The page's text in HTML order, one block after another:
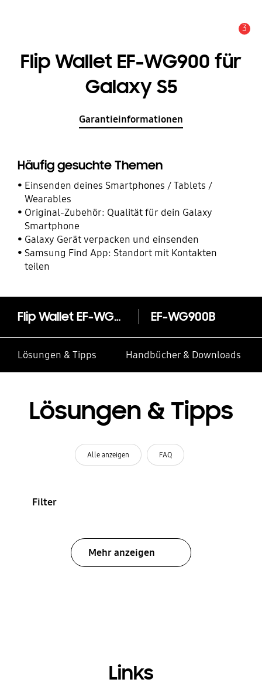
3
Flip Wallet EF-WG900 für
Galaxy S5
Garantieinformationen
Häufig gesuchte Themen
Einsenden deines Smartphones / Tablets /
Wearables
Original-Zubehör: Qualität für dein Galaxy
Smartphone
Galaxy Gerät verpacken und einsenden
Samsung Find App: Standort mit Kontakten
teilen
Flip Wallet EF-WG900 für Galaxy S5 EF-WG900B
Lösungen & Tipps Handbücher & Downloads
Lösungen & Tipps
Alle anzeigen FAQ
Filter
Mehr anzeigen
Links